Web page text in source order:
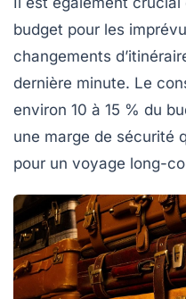
budget pour les
changements
dernière minute. Le
environ 10 à 15 % du
une marge de sécurité
pour un voyage long-